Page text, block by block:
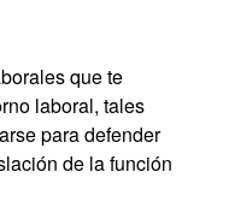
que te
laboral, tales
para defender
de la función